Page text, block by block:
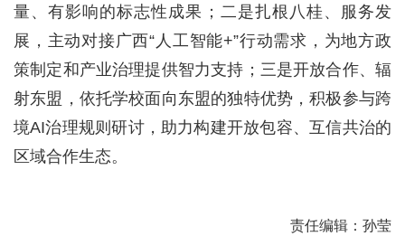
量、有影响的标志性成果；二是扎根八桂、服务发
展，主动对接广西“人工智能+”行动需求，为地方政
策制定和产业治理提供智力支持；三是开放合作、辐
射东盟，依托学校面向东盟的独特优势，积极参与跨
境AI治理规则研讨，助力构建开放包容、互信共治的
区域合作生态。
责任编辑：孙莹